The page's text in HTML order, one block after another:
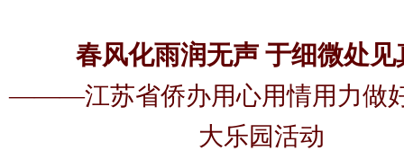
春风化雨润无声 于细微处见
———江苏省侨办用心用情用力做
大乐园活动